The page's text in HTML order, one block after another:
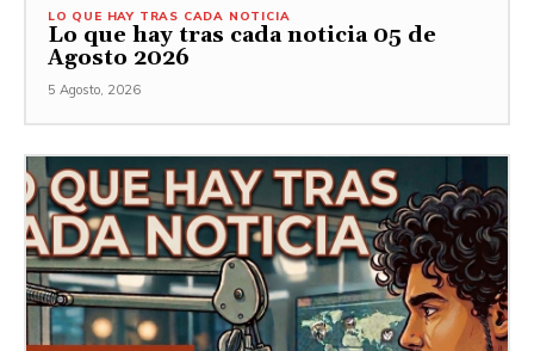
LO QUE HAY TRAS CADA NOTICIA
Lo que hay tras cada noticia 05 de
Agosto 2026
5 Agosto, 2026